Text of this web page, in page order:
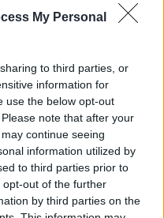
My Personal
to third parties, or
information for
use the below opt-out
note that after your
continue seeing
information utilized by
to third parties prior to
out of the further
by third parties on the
13
Coghinas
Calcio
Usinese
Macomerese
Lanteri Sassari 13